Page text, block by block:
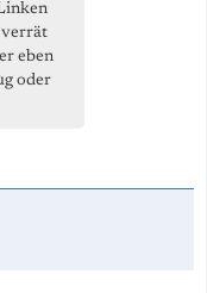
verrät
eben
oder